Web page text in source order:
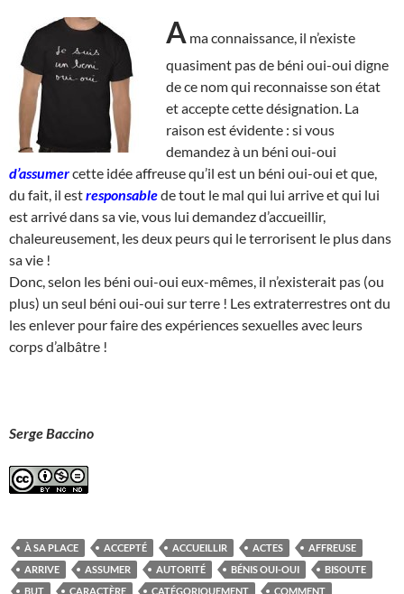
A ma connaissance, il n’existe
quasiment pas de béni oui-oui digne
de ce nom qui reconnaisse son état
et accepte cette désignation. La
raison est évidente : si vous
demandez à un béni oui-oui
d’assumercette idée affreuse qu’il est un béni oui-oui et que,
du fait, il estresponsablede tout le mal qui lui arrive et qui lui
est arrivé dans sa vie, vous lui demandez d’accueillir,
chaleureusement, les deux peurs qui le terrorisent le plus dans
sa vie !
Donc, selon les béni oui-oui eux-mêmes, il n’existerait pas (ou
plus) un seul béni oui-oui sur terre ! Les extraterrestres ont du
les enlever pour faire des expériences sexuelles avec leurs
corps d’albâtre !
Serge Baccino
À SA PLACE ACCEPTÉ ACCUEILLIR ACTES
AFFREUSE
ARRIVE
ASSUMER AUTORITÉ BÉNIS OUI-OUI
BISOUTE
BUT
CARACTÈRE CATÉGORIQUEMENT COMMENT